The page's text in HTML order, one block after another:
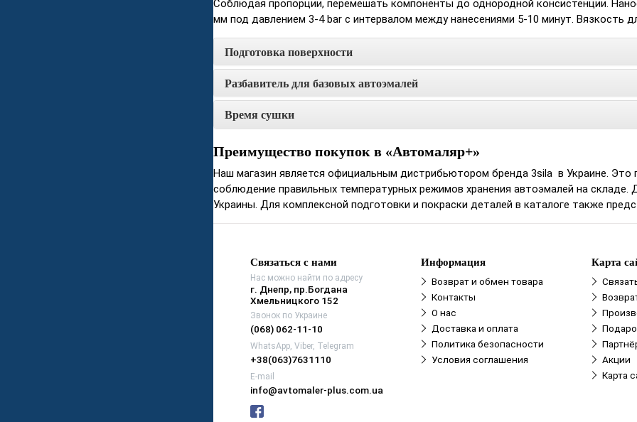
Соблюдая пропорции, перемешать компоненты до однородной консистенции.
мм под давлением 3-4 bar с интервалом между нанесениями 5-10 минут. Вязкость
Подготовка поверхности
Разбавитель для базовых автоэмалей
Время сушки
Преимущество покупок в «Автомаляр+»
Наш магазин является официальным дистрибьютором бренда 3sila в Украине. Это
соблюдение правильных температурных режимов хранения автоэмалей на
Украины. Для комплексной подготовки и покраски деталей в каталоге также
Связаться с нами
Нас можно найти по адресу
г. Днепр, пр.Богдана
Хмельницкого 152
Звонок по Украине
(068) 062-11-10
WhatsApp, Viber, Telegram
+38(063)7631110
E-mail
info@avtomaler-plus.com.ua
Информация
Возврат и обмен товара
Контакты
О нас
Доставка и оплата
Политика безопасности
Условия соглашения
Карта
Акции
Карта